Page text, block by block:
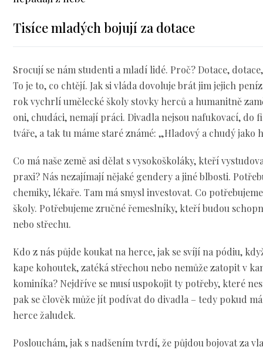
Tisíce mladých bojují za dotace
Srocují se nám studenti a mladí lidé. Proč? Dotace,
To je to, co chtějí. Jak si vláda dovoluje brát jim jejich
rok vychrlí umělecké školy stovky herců a humanitně
oni, chudáci, nemají práci. Divadla nejsou nafukovací, do
tváře, a tak tu máme staré známé: „Hladový a chudý jako
Co má naše země asi dělat s vysokoškoláky, kteří
praxi? Nás nezajímají nějaké gendery a jiné blbosti.
chemiky, lékaře. Tam má smysl investovat. Co
školy. Potřebujeme zručné řemeslníky, kteří budou
nebo střechu.
Kdo z nás půjde koukat na herce, jak se svíjí na pódiu,
kape kohoutek, zatéká střechou nebo nemůže zatopit v
kominíka? Nejdříve se musí uspokojit ty potřeby, které
pak se člověk může jít podívat do divadla – tedy pokud
herce žaludek.
Poslouchám, jak s nadšením tvrdí, že půjdou bojovat za